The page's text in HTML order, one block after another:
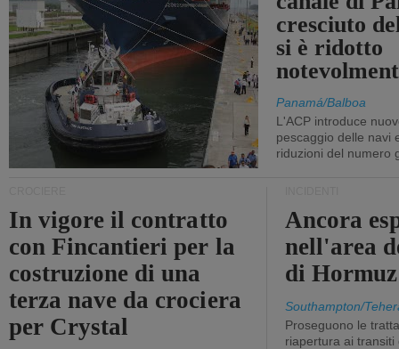
cresciuto
si è ridotto
Panamá/Balboa
L'ACP introduce
pescaggio delle navi
riduzioni del numero
In vigore il contratto
con Fincantieri per la
costruzione di una
terza nave da crociera
per Crystal
Ancora
nell'area
di Hormuz
Southampton/
Proseguono le
riapertura ai